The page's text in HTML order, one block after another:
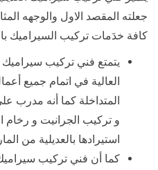
جعلته المقصد الاول والوجهه
كافة خدَمات تركيب السيراميك
يتمتع فني تركيب سيراميك
العالية في اتمام جميع
المتداخلة كما أنه مدرب
و تركيب الجرانيت و رخام
استيرادها بالعديلية من
كما أن فني تركيب